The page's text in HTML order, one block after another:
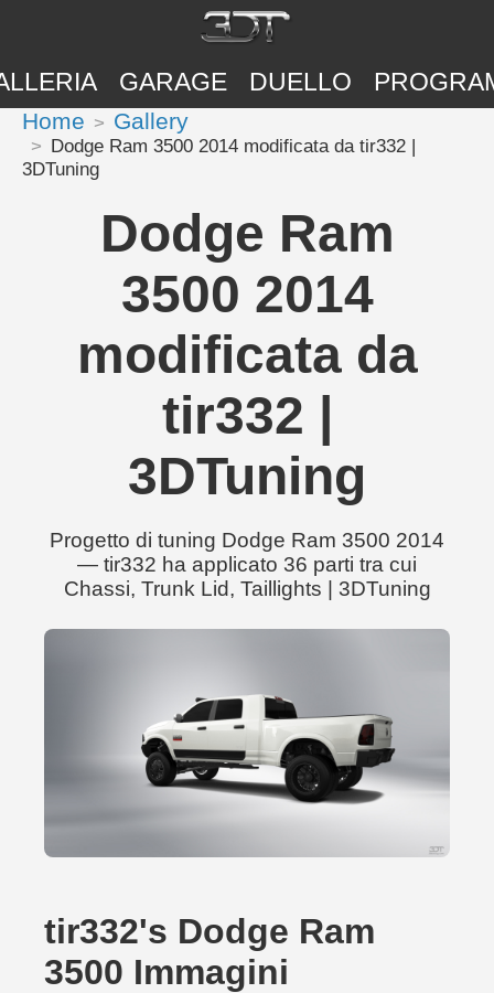
GARAGE DUELLO
Home Gallery
Dodge Ram 3500 2014 modificata da tir332 |
3DTuning
Dodge Ram
3500 2014
modificata da
tir332 |
3DTuning
Progetto di tuning Dodge Ram 3500 2014
— tir332 ha applicato 36 parti tra cui
Chassi, Trunk Lid, Taillights | 3DTuning
tir332's Dodge Ram
3500 Immagini